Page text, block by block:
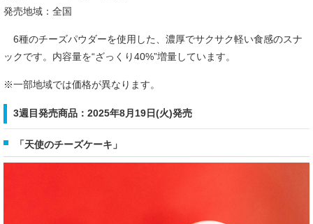
発売地域：全国
6種のチーズパウダーを使用した、濃厚でサクサク軽い食感のスナ
ックです。内容量を“ざっくり40%”増量しています。
※一部地域では価格が異なります。
3週目発売商品：2025年8月19日(火)発売
「天使のチーズケーキ」